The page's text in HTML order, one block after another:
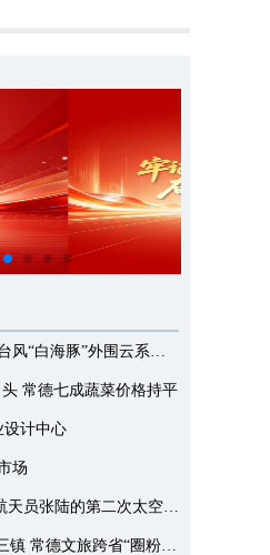
常德下周天气有变！台风“白海豚”外围云系或带来强风雨
常德七成蔬菜价格持平
设计中心
场
从“03”到“01”，湘籍航天员张陆的第二次太空之旅有个大变化
“动物巴士”跑进武汉三镇 常德文旅跨省“圈粉”再下一城